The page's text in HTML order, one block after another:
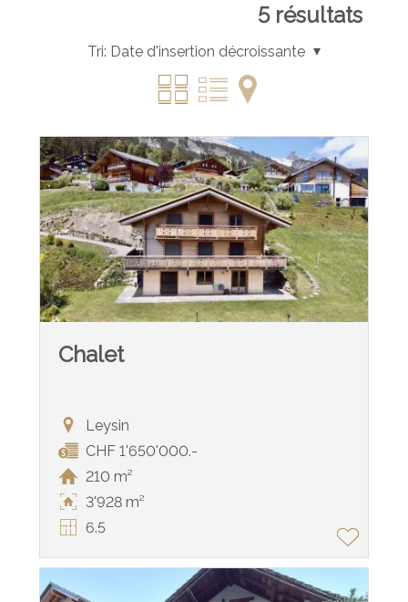
5résultats
Tri: Date d'insertion décroissante
Chalet
Leysin
CHF 1'650'000.-
210 m²
3'928 m²
6.5